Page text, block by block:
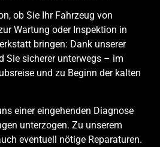
ob Sie Ihr Fahrzeug von
Wartung oder Inspektion in
bringen: Dank unserer
Sie sicherer unterwegs – im
und zu Beginn der kalten
einer eingehenden Diagnose
unterzogen. Zu unserem
eventuell nötige Reparaturen.